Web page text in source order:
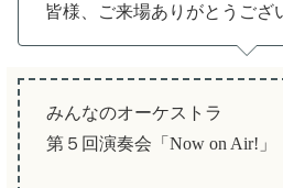
皆様、ご来場ありがとうござ
みんなのオーケストラ
第５回演奏会「Now on Air!」